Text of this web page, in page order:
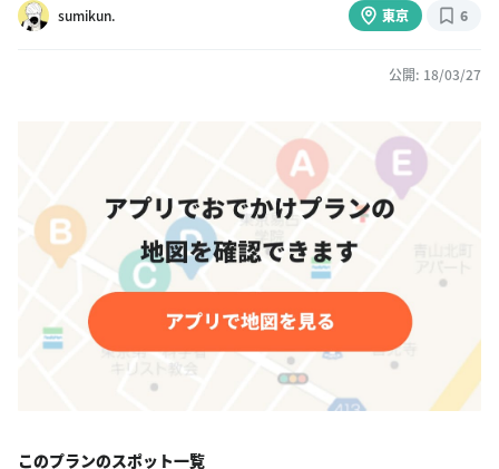
sumikun.
東京 6
公開: 18/03/27
このプランのスポット一覧